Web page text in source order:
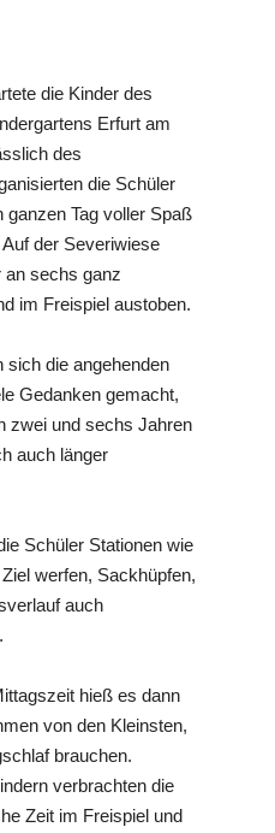
die Kinder des
Erfurt am
des
die Schüler
ganzen Tag voller Spaß
der Severiwiese
an sechs ganz
im Freispiel austoben.
sich die angehenden
Gedanken gemacht,
zwei und sechs Jahren
auch länger
Schüler Stationen wie
werfen, Sackhüpfen,
auch
hieß es dann
von den Kleinsten,
brauchen.
verbrachten die
Zeit im Freispiel und